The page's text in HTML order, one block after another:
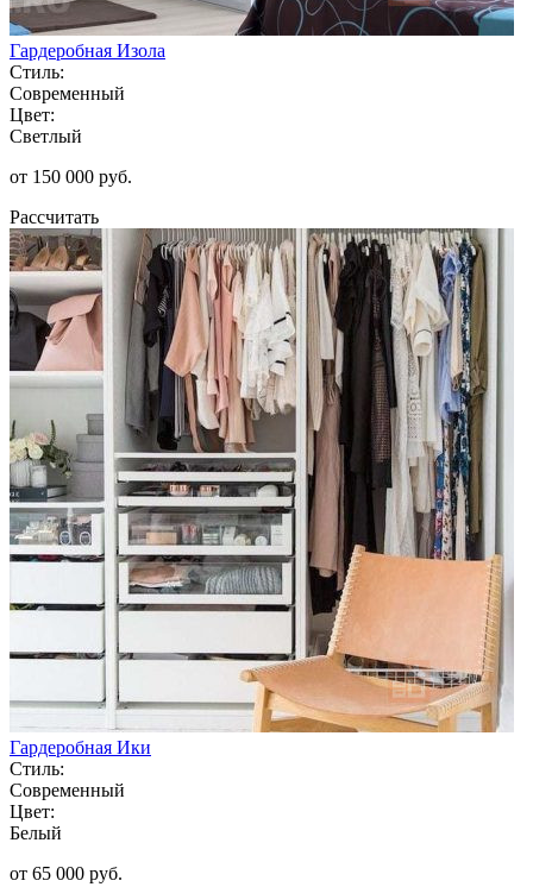
Гардеробная Изола
Стиль:
Современный
Цвет:
Светлый
от 150 000 руб.
Рассчитать
Гардеробная Ики
Стиль:
Современный
Цвет:
Белый
от 65 000 руб.